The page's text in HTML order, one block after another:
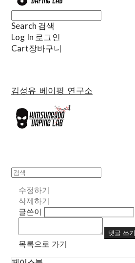
Search 검색
Log In 로그인
Cart장바구니
김성유 베이핑 연구소
수정하기
삭제하기
글쓴이
댓글 쓰기
목록으로 가기